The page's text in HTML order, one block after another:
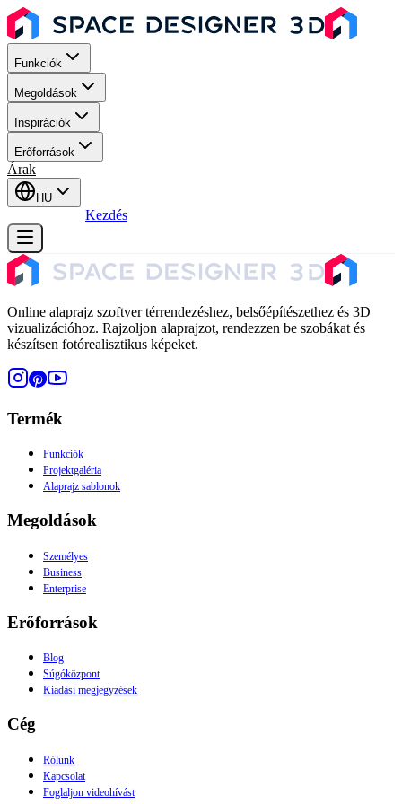
Funkciók
Megoldások
Inspirációk
Erőforrások
Árak
HU
Kezdés
Online alaprajz szoftver térrendezéshez, belsőépítészethez és 3D
vizualizációhoz. Rajzoljon alaprajzot, rendezzen be szobákat és
készítsen fotórealisztikus képeket.
Termék
Funkciók
Projektgaléria
Alaprajz sablonok
Megoldások
Személyes
Business
Enterprise
Erőforrások
Blog
Súgóközpont
Kiadási megjegyzések
Cég
Rólunk
Kapcsolat
Foglaljon videohívást